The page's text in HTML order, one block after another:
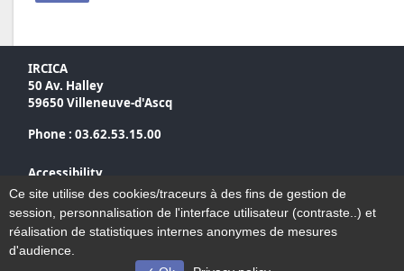
IRCICA
50 Av. Halley
59650 Villeneuve-d'Ascq
Phone : 03.62.53.15.00
Accessibility
Sitemap
Legal notices
Contact
Ce site utilise des cookies/traceurs à des fins de gestion de
session, personnalisation de l'interface utilisateur (contraste..) et
réalisation de statistiques internes anonymes de mesures
d'audience.